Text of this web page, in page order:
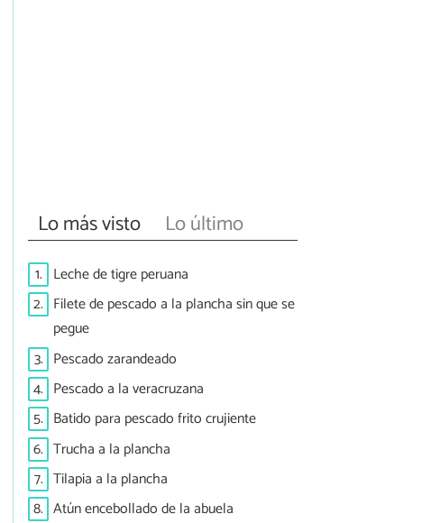
Lo más visto Lo último
1. Leche de tigre peruana
2. Filete de pescado a la plancha sin que se
pegue
3. Pescado zarandeado
4. Pescado a la veracruzana
5. Batido para pescado frito crujiente
6. Trucha a la plancha
7. Tilapia a la plancha
8. Atún encebollado de la abuela